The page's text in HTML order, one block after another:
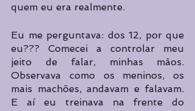
quem eu era realmente.
Eu me perguntava: dos 12, por que
eu??? Comecei a controlar meu
jeito de falar, minhas mãos.
Observava como os meninos, os
mais machões, andavam e falavam.
E aí eu treinava na frente do